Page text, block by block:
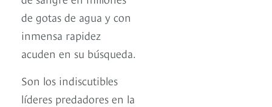
de gotas de agua y con
inmensa rapidez
acuden en su búsqueda.
Son los indiscutibles
líderes predadores en la